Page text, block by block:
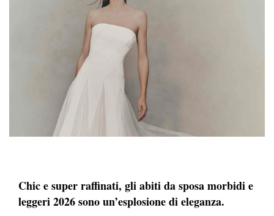
Chic e super raffinati, gli abiti da sposa morbidi e
leggeri 2026 sono un’esplosione di eleganza.